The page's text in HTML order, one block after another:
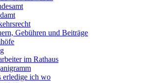
Gebühren und Beiträge
im Rathaus
erledige ich wo